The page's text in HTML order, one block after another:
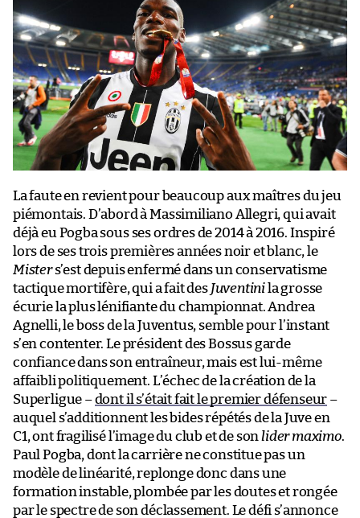
La faute en revient pour beaucoup aux maîtres du jeu
piémontais. D’abord à Massimiliano Allegri, qui avait
déjà eu Pogba sous ses ordres de 2014 à 2016. Inspiré
lors de ses trois premières années noir et blanc, le
Misters’est depuis enfermé dans un conservatisme
tactique mortifère, qui a fait des Juventini la grosse
écurie la plus lénifiante du championnat. Andrea
Agnelli, le boss de la Juventus, semble pour l’instant
s’en contenter. Le président des Bossus garde
confiance dans son entraîneur, mais est lui-même
affaibli politiquement. L’échec de la création de la
Superligue –dont il s’était fait le premier défenseur –
auquel s’additionnent les bides répétés de la Juve en
C1, ont fragilisé l’image du club et de son lider maximo.
Paul Pogba, dont la carrière ne constitue pas un
modèle de linéarité, replonge donc dans une
formation instable, plombée par les doutes et rongée
par le spectre de son déclassement. Le défi s’annonce